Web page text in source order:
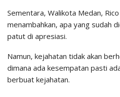
Sementara, Walikota Medan,
menambahkan, apa yang sudah
patut di apresiasi.
Namun, kejahatan tidak akan
dimana ada kesempatan pasti
berbuat kejahatan.